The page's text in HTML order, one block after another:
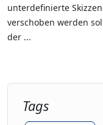
unterdefinierte
verschoben werden
der ...
Tags